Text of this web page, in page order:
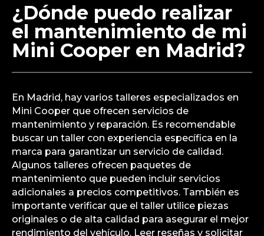
¿Dónde puedo realizar
el mantenimiento de mi
Mini Cooper en Madrid?
En Madrid, hay varios talleres especializados en
Mini Cooper que ofrecen servicios de
mantenimiento y reparación. Es recomendable
buscar un taller con experiencia específica en la
marca para garantizar un servicio de calidad.
Algunos talleres ofrecen paquetes de
mantenimiento que pueden incluir servicios
adicionales a precios competitivos. También es
importante verificar que el taller utilice piezas
originales o de alta calidad para asegurar el mejor
rendimiento del vehículo. Leer reseñas y solicitar